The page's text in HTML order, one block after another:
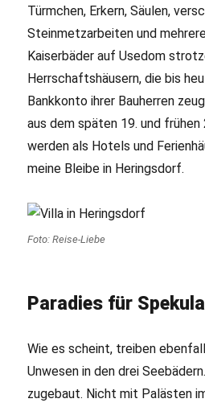
Türmchen, Erkern, Säulen,
Steinmetzarbeiten und
Kaiserbäder auf Usedom
Herrschaftshäusern, die bis
Bankkonto ihrer Bauherren
aus dem späten 19. und frühen
werden als Hotels und
meine Bleibe in Heringsdorf.
Foto: Reise-Liebe
Paradies für
Wie es scheint, treiben
Unwesen in den drei
zugebaut. Nicht mit Palästen